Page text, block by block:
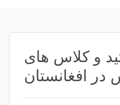
و کلاس های
در افغانستان